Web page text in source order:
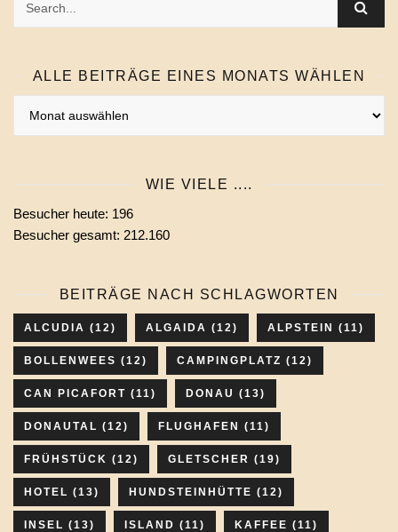
ALLE BEITRÄGE EINES MONATS WÄHLEN
wählen
WIE VIELE ....
Besucher heute: 196
Besucher gesamt: 212.160
BEITRÄGE NACH SCHLAGWORTEN
ALCUDIA (12) ALGAIDA (12) ALPSTEIN (11)
BOLLENWEES (12) CAMPINGPLATZ (12)
CAN PICAFORT (11) DONAU (13)
DONAUTAL (12) FLUGHAFEN (11)
FRÜHSTÜCK (12) GLETSCHER (19)
HOTEL (13) HUNDSTEINHÜTTE (12)
INSEL (13) ISLAND (11) KAFFEE (11)